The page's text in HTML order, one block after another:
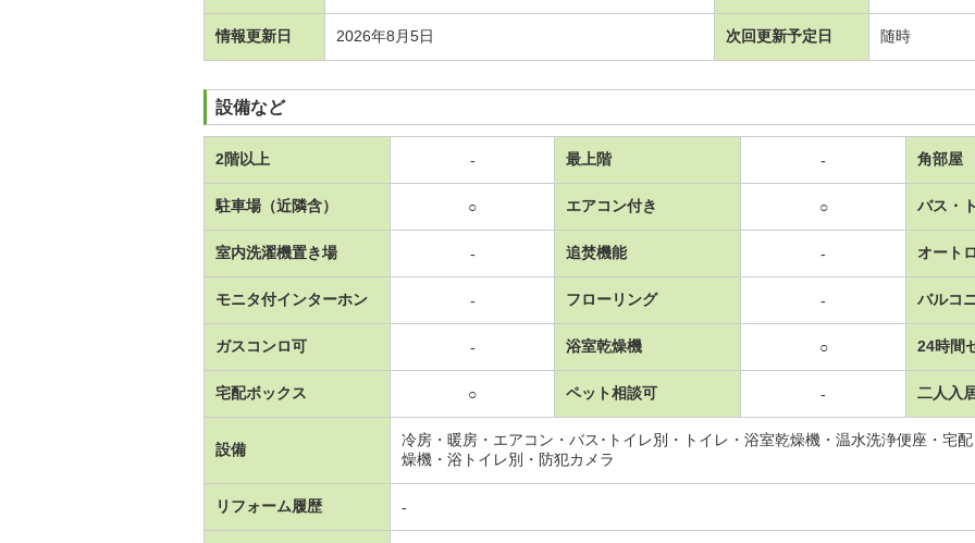
情報更新日 2026年8月5日 次回更新予定日 随時
設備など
2階以上 - 最上階 - 角部屋
駐車場（近隣含） ○ エアコン付き ○ バス・
室内洗濯機置き場 - 追焚機能 - オート
モニタ付インターホン - フローリング - バルコ
ガスコンロ可 - 浴室乾燥機 ○ 24時間
宅配ボックス ○ ペット相談可 - 二人入
設備
冷房・暖房・エアコン・バス･トイレ別・トイレ・浴室乾燥機・温水洗浄便座・宅
燥機・浴トイレ別・防犯カメラ
リフォーム履歴 -